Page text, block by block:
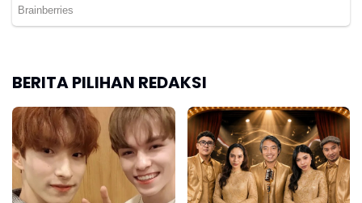
BERITA PILIHAN REDAKSI